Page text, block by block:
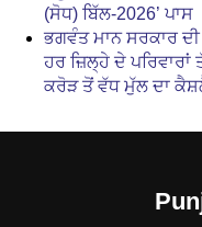
(ਸੋਧ) ਬਿੱਲ-2026’ ਪਾਸ
ਭਗਵੰਤ ਮਾਨ ਸਰਕਾਰ ਦੀ
ਹਰ ਜ਼ਿਲ੍ਹੇ ਦੇ
ਕਰੋੜ ਤੋਂ ਵੱਧ ਮੁੱਲ ਦਾ